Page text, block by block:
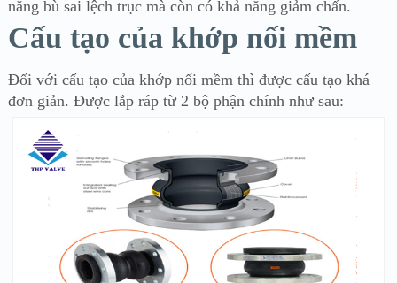
năng bù sai lệch trục mà còn có khả năng giảm chấn.
Cấu tạo của khớp nối mềm
Đối với cấu tạo của khớp nối mềm thì được cấu tạo khá
đơn giản. Được lắp ráp từ 2 bộ phận chính như sau: